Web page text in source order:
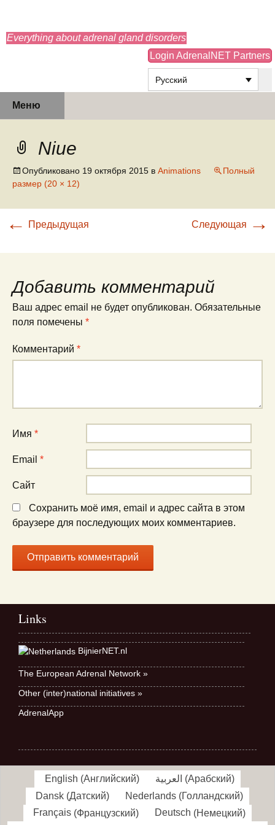
Everything about adrenal gland disorders
Login AdrenalNET Partners
Русский
Меню
Niue
Опубликовано 19 октября 2015 в Animations
Полный
размер (20 × 12)
← Предыдущая Следующая →
Добавить комментарий
Ваш адрес email не будет опубликован. Обязательные
поля помечены *
Комментарий *
Имя *
Email *
Сайт
Сохранить моё имя, email и адрес сайта в этом
браузере для последующих моих комментариев.
Links
BijnierNET.nl
The European Adrenal Network »
Other (inter)national initiatives »
AdrenalApp
English (Английский) العربية (Арабский)
Dansk (Датский) Nederlands (Голландский)
Français (Французский) Deutsch (Немецкий)